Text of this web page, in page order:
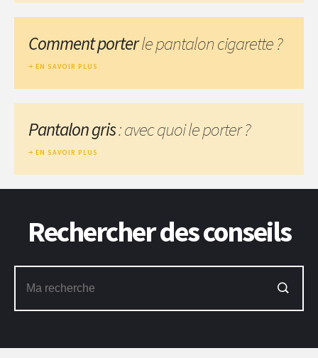
Comment porterle pantalon cigarette ?
EN SAVOIR PLUS
Pantalon gris: avec quoi le porter ?
EN SAVOIR PLUS
Rechercher des conseils